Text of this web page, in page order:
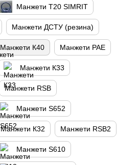
Манжети Т20 SIMRIT
Манжети ДСТУ (резина)
Манжети К40 Манжети PAE
Манжети К33
Манжети RSB
Манжети S652
Манжети К32 Манжети RSB2
Манжети S610